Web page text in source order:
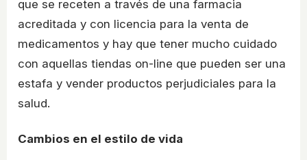
que se receten a través de una farmacia
acreditada y con licencia para la venta de
medicamentos y hay que tener mucho cuidado
con aquellas tiendas on-line que pueden ser una
estafa y vender productos perjudiciales para la
salud.
Cambios en el estilo de vida